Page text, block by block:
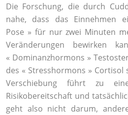
Die Forschung, die durch
nahe, dass das Einnehmen
Pose » für nur zwei Minuten
Veränderungen bewirken
« Dominanzhormons »
des « Stresshormons »
Verschiebung führt zu
Risikobereitschaft und
geht also nicht darum,